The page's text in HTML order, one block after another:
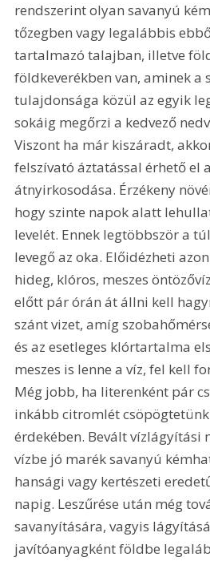
rendszerint olyan savanyú
tőzegben vagy legalábbis
tartalmazó talajban, illetve
földkeverékben van, aminek a
tulajdonsága közül az egyik
sokáig megőrzi a kedvező
Viszont ha már kiszáradt,
felszívató áztatással érhető el
átnyirkosodása. Érzékeny
hogy szinte napok alatt
levelét. Ennek legtöbbször a
levegő az oka. Előidézheti
hideg, klóros, meszes
előtt pár órán át állni kell
szánt vizet, amíg
és az esetleges klórtartalma
meszes is lenne a víz, fel kell
Még jobb, ha literenként pár
inkább citromlét
érdekében. Bevált vízlágyítási
vízbe jó marék savanyú
hansági vagy kertészeti
napig. Leszűrése után még
savanyítására, vagyis
javítóanyagként földbe